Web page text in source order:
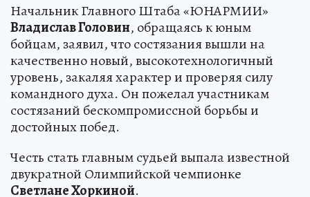
Начальник Главного Штаба «ЮНАРМИИ»
Владислав Головин, обращаясь к юным
бойцам, заявил, что состязания вышли на
качественно новый, высокотехнологичный
уровень, закаляя характер и проверяя силу
командного духа. Он пожелал участникам
состязаний бескомпромиссной борьбы и
достойных побед.
Честь стать главным судьей выпала известной
двукратной Олимпийской чемпионке
Светлане Хоркиной.